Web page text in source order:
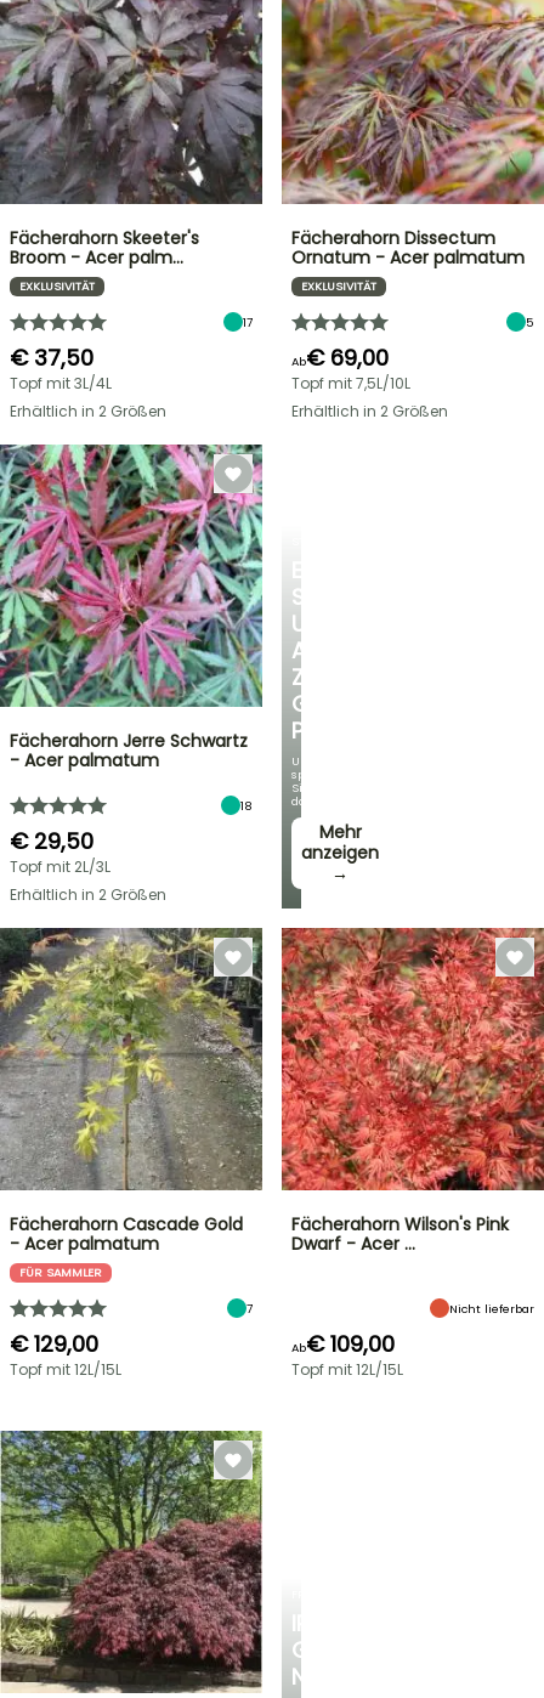
IRIS
GERMANICA
NEUHEITEN
SIE
UNSERE
AUSWAHL
ZU
GÜNSTIGEN
PREISEN
Und
sparen
Sie
dabei!
Mehr
anzeigen
→
Fächerahorn Skeeter's
Broom - Acer palm…
EXKLUSIVITÄT
17
€ 37,50
Topf mit 3L/4L
Erhältlich in 2 Größen
Fächerahorn Dissectum
Ornatum - Acer palmatum
EXKLUSIVITÄT
5
Ab€ 69,00
Topf mit 7,5L/10L
Erhältlich in 2 Größen
Fächerahorn Jerre Schwartz
- Acer palmatum
18
€ 29,50
Topf mit 2L/3L
Erhältlich in 2 Größen
Fächerahorn Cascade Gold
- Acer palmatum
FÜR SAMMLER
7
€ 129,00
Topf mit 12L/15L
Fächerahorn Wilson's Pink
Dwarf - Acer …
Nicht lieferbar
Ab€ 109,00
Topf mit 12L/15L